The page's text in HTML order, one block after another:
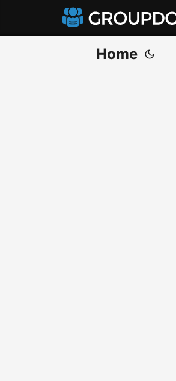
Home